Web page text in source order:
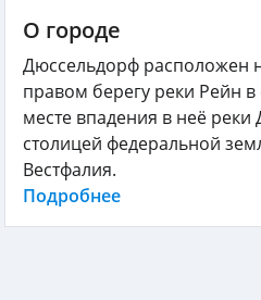
О городе
Дюссельдорф расположен
правом берегу реки Рейн
месте впадения в неё реки
столицей федеральной
Вестфалия.
Подробнее